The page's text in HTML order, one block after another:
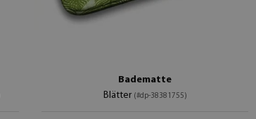
Badematte
Blätter (#dp-38381755)